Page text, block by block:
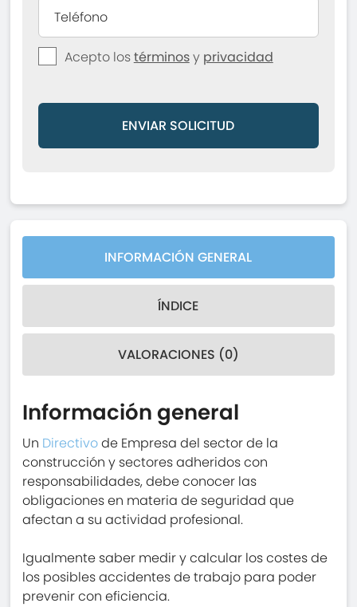
Acepto lostérminosy privacidad
ENVIAR SOLICITUD
INFORMACIÓN GENERAL
ÍNDICE
VALORACIONES (0)
Información general
Un Directivode Empresa del sector de la
construcción y sectores adheridos con
responsabilidades, debe conocer las
obligaciones en materia de seguridad que
afectan a su actividad profesional.
Igualmente saber medir y calcular los costes de
los posibles accidentes de trabajo para poder
prevenir con eficiencia.